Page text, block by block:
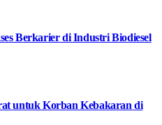
Berkarier di Industri Biodiesel
untuk Korban Kebakaran di